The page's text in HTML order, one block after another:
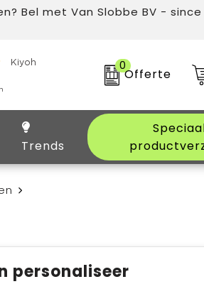
Bel met Van Slobbe BV - since
0
Offerte
Trends
personaliseer